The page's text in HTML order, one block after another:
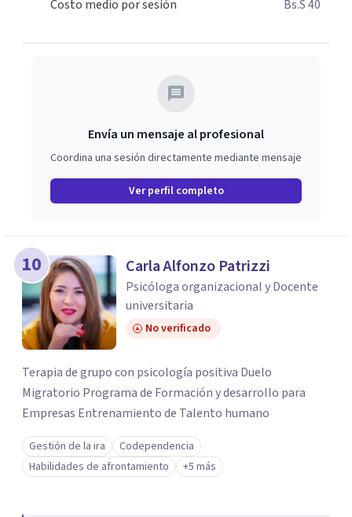
Costo medio por sesión Bs.S 40
Envía un mensaje al profesional
Coordina una sesión directamente mediante mensaje
Ver perfil completo
10 Carla Alfonzo Patrizzi
Psicóloga organizacional y Docente
universitaria
No verificado
Terapia de grupo con psicología positiva Duelo
Migratorio Programa de Formación y desarrollo para
Empresas Entrenamiento de Talento humano
Gestión de la ira
Codependencia
Habilidades de afrontamiento
+5 más